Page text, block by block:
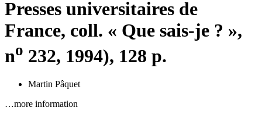
Presses universitaires de
France, coll. « Que sais-je ? »,
no 232, 1994), 128 p.
Martin Pâquet
…more information